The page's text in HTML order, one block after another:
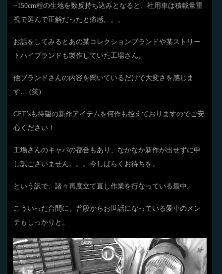
~150cm程の生地を数反持ち込みとなると、社用車は積載量重
視で選んで正解だったと痛感。。。
お話をしてみるとあの某コレクションブランドや某ストリー
トハイブランドも製作していた工場さん。
他ブランドさんの内容を聞いているだけで大変さを感じま
す… (笑)
CFT’sも待望の新作アイテムを何作も控えておりますのでご安
心ください！
工場さんのキャパの都合もあり、なかなか新作が出せずに申
し訳ございません。。。今しばらくお待ちを。
という訳で、諸々再度立て直し作業を行なっている最中。
こういった合間に、普段からお世話になっている愛車のメン
テもしっかりと。